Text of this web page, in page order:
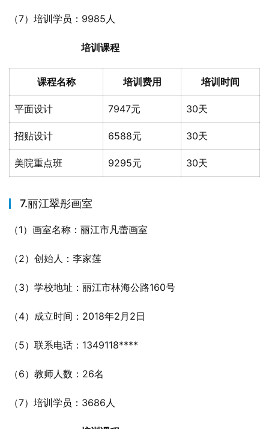
（7）培训学员：9985人
培训课程
课程名称 培训费用 培训时间
平面设计 7947元 30天
招贴设计 6588元 30天
美院重点班 9295元 30天
7.丽江翠彤画室
（1）画室名称：丽江市凡蕾画室
（2）创始人：李家莲
（3）学校地址：丽江市林海公路160号
（4）成立时间：2018年2月2日
（5）联系电话：1349118****
（6）教师人数：26名
（7）培训学员：3686人